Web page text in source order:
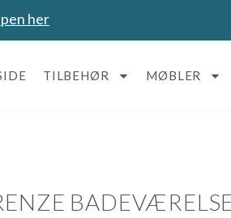
her
TILBEHØR MØBLER